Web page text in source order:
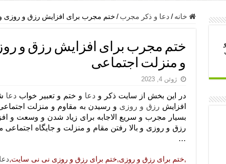
– دعای یا من اظهر الجمیل برای حاجت
آن ها – ذکر مخصوص مستجاب الدعوه شدن
– دعای ترس و بی خوابی کودکان
دعای رفع مشکلات و طلب حاجت
– آیه‌ جلب ثروت و برکت مال
چشم زخم – دعای چشم زخم ماشاالله
برای آرامش قلب و رفع اضطراب
روز – دعای ثروت حضرت سلیمان
خانه / دعا و ذکر مجرب / ختم مجرب برای افزایش رزق و روزی
ختم مجرب برای افزایش رزق و
و منزلت اجتماعی
ژوئن 4, 2023
در این بخش از سایت ذکر ودعا و ختم و تعبیر خوابدعا
افزایش رزق و روزی و رسیدن به مقاوم و منزلت
بسیار مجرب و سریع الاجابه برای زیاد شدن و وسعت
رزق و روزی و بالا رفتن مقام و منزلت و جایگاه
…
,ختم برای رزق و روزی,ختم برای رزق و روزی نی نی سایت,دعا